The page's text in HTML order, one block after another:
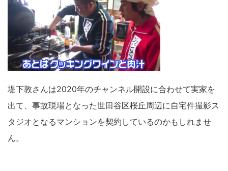
堤下敦さんは2020年のチャンネル開設に合わせて実家を
出て、事故現場となった世田谷区桜丘周辺に自宅件撮影ス
タジオとなるマンションを契約しているのかもしれませ
ん。